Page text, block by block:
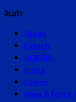
สินค้า
Atago
Extech
HORIBA
Insize
Lutron
Mass &